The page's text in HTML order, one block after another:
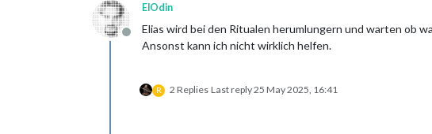
Offline
ElOdin
Elias wird bei den Ritualen herumlungern und warten ob
Ansonst kann ich nicht wirklich helfen.
R 2 Replies Last reply25 May 2025, 16:41